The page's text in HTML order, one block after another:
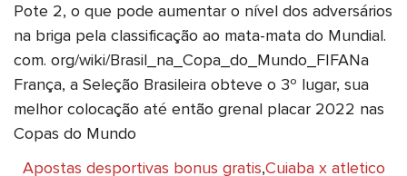
Pote 2, o que pode aumentar o nível dos adversários
na briga pela classificação ao mata-mata do Mundial.
com. org/wiki/Brasil_na_Copa_do_Mundo_FIFANa
França, a Seleção Brasileira obteve o 3º lugar, sua
melhor colocação até então grenal placar 2022 nas
Copas do Mundo
Apostas desportivas bonus gratis,Cuiaba x atletico